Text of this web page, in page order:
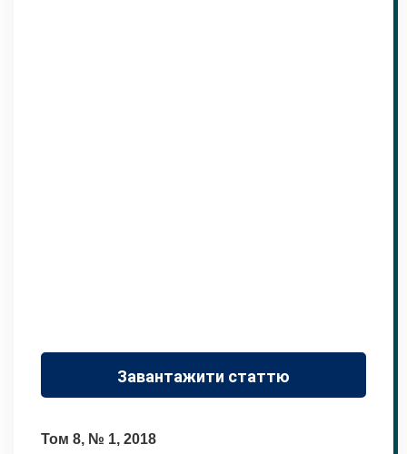
Завантажити статтю
Том 8, № 1, 2018